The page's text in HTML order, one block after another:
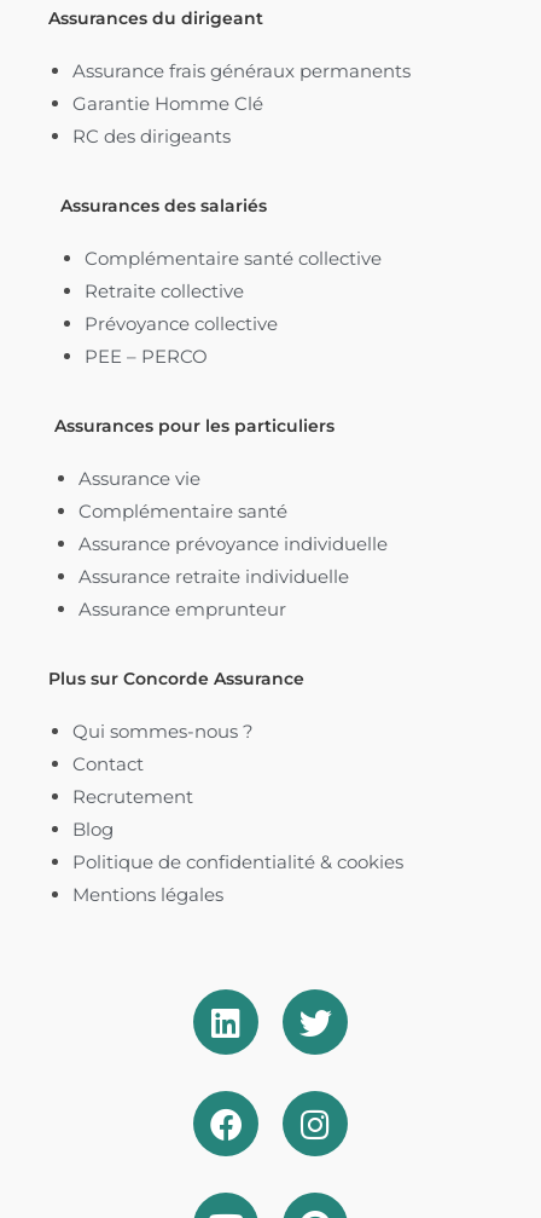
Assurances du dirigeant
Assurance frais généraux permanents
Garantie Homme Clé
RC des dirigeants
Assurances des salariés
Complémentaire santé collective
Retraite collective
Prévoyance collective
PEE – PERCO
Assurances pour les particuliers
Assurance vie
Complémentaire santé
Assurance prévoyance individuelle
Assurance retraite individuelle
Assurance emprunteur
Plus sur Concorde Assurance
Qui sommes-nous ?
Contact
Recrutement
Blog
Politique de confidentialité & cookies​
Mentions légales